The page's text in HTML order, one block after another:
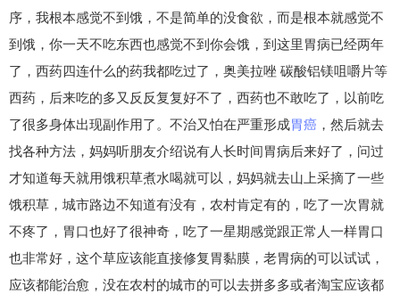
序，我根本感觉不到饿，不是简单的没食欲，而是根本就感觉不
到饿，你一天不吃东西也感觉不到你会饿，到这里胃病已经两年
了，西药四连什么的药我都吃过了，奥美拉唑 碳酸铝镁咀嚼片等
西药，后来吃的多又反反复复好不了，西药也不敢吃了，以前吃
了很多身体出现副作用了。不治又怕在严重形成胃癌 ，然后就去
找各种方法，妈妈听朋友介绍说有人长时间胃病后来好了，问过
才知道每天就用饿积草煮水喝就可以，妈妈就去山上采摘了一些
饿积草，城市路边不知道有没有，农村肯定有的，吃了一次胃就
不疼了，胃口也好了很神奇，吃了一星期感觉跟正常人一样胃口
也非常好，这个草应该能直接修复胃黏膜，老胃病的可以试试，
应该都能治愈，没在农村的城市的可以去拼多多或者淘宝应该都